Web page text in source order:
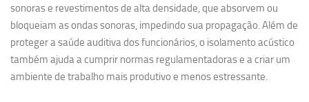
sonoras e revestimentos de alta densidade, que absorvem ou
bloqueiam as ondas sonoras, impedindo sua propagação. Além de
proteger a saúde auditiva dos funcionários, o isolamento acústico
também ajuda a cumprir normas regulamentadoras e a criar um
ambiente de trabalho mais produtivo e menos estressante.